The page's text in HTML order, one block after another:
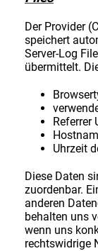
Der Provider
speichert
Server-Log
übermittelt.
Referrer
Uhrzeit
Diese Daten
zuordenbar.
anderen
behalten uns
wenn uns
rechtswidrige